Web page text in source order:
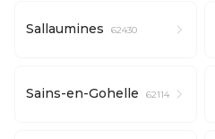
Sallaumines 62430
Sains-en-Gohelle 62114